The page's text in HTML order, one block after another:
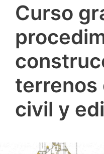
Curso
terrenos
civil y